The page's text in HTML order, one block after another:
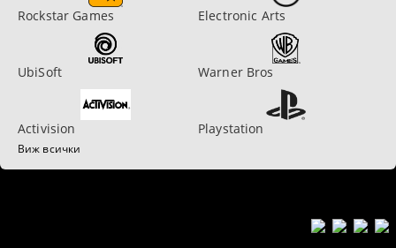
Rockstar Games Electronic Arts
UbiSoft Warner Bros
Activision Playstation
Виж всички